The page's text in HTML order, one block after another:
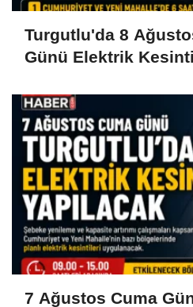
Turgutlu'da 8
Günü Elektrik
7 Ağustos Cuma